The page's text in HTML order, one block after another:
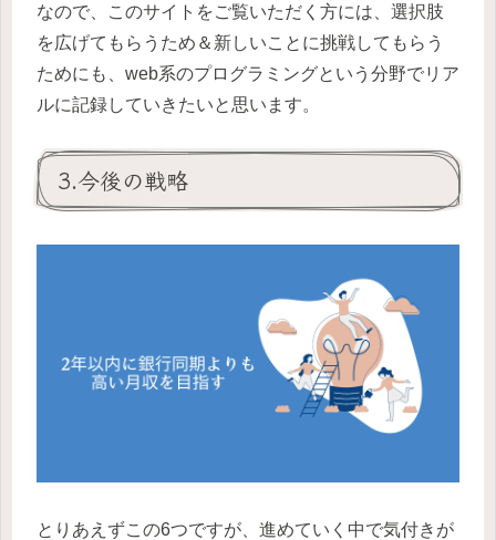
なので、このサイトをご覧いただく方には、選択肢
を広げてもらうため＆新しいことに挑戦してもらう
ためにも、web系のプログラミングという分野でリア
ルに記録していきたいと思います。
3.今後の戦略
とりあえずこの6つですが、進めていく中で気付きが